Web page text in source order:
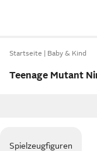
Startseite Baby & Kind
Teenage Mutant
Spielzeugfiguren